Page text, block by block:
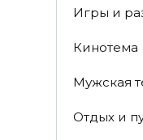
Игры и
Кинотема
Мужская
Отдых и